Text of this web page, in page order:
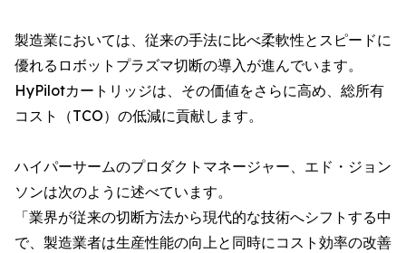
製造業においては、従来の手法に比べ柔軟性とスピードに
優れるロボットプラズマ切断の導入が進んでいます。
HyPilotカートリッジは、その価値をさらに高め、総所有
コスト（TCO）の低減に貢献します。
ハイパーサームのプロダクトマネージャー、エド・ジョン
ソンは次のように述べています。
「業界が従来の切断方法から現代的な技術へシフトする中
で、製造業者は生産性能の向上と同時にコスト効率の改善